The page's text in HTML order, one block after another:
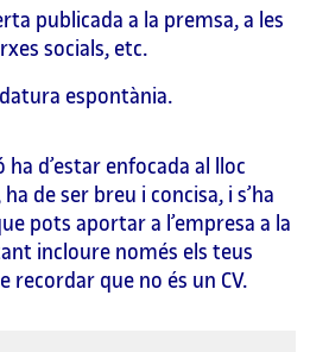
publicada a la premsa, a les
socials, etc.
espontània.
d’estar enfocada al lloc
de ser breu i concisa, i s’ha
pots aportar a l’empresa a la
incloure només els teus
recordar que no és un CV.